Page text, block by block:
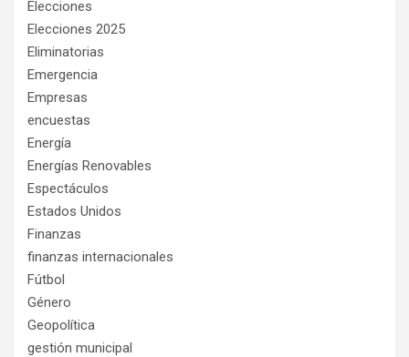
Elecciones
Elecciones 2025
Eliminatorias
Emergencia
Empresas
encuestas
Energía
Energías Renovables
Espectáculos
Estados Unidos
Finanzas
finanzas internacionales
Fútbol
Género
Geopolítica
gestión municipal